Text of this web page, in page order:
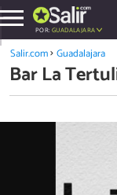
POR: GUADALAJARA
Salir.com Guadalajara
Bar La